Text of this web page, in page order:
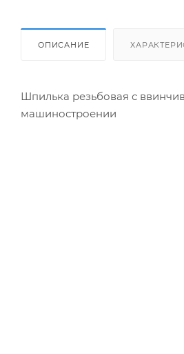
ОПИСАНИЕ
Шпилька резьбовая с
машиностроении